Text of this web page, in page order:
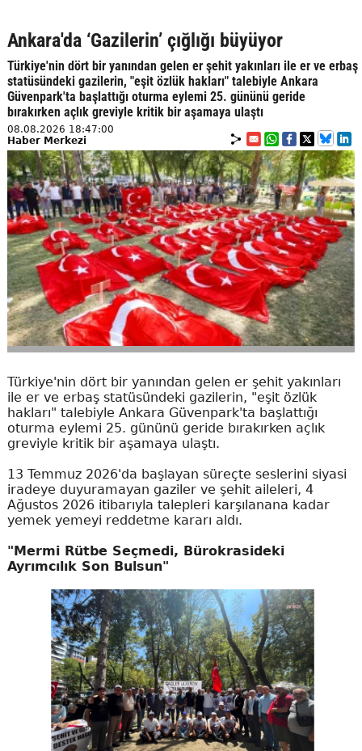
Ankara'da ‘Gazilerin’ çığlığı büyüyor
Türkiye'nin dört bir yanından gelen er şehit yakınları ile er ve erbaş
statüsündeki gazilerin, "eşit özlük hakları" talebiyle Ankara
Güvenpark'ta başlattığı oturma eylemi 25. gününü geride
bırakırken açlık greviyle kritik bir aşamaya ulaştı
08.08.2026 18:47:00
Haber Merkezi
Türkiye'nin dört bir yanından gelen er şehit yakınları
ile er ve erbaş statüsündeki gazilerin, "eşit özlük
hakları" talebiyle Ankara Güvenpark'ta başlattığı
oturma eylemi 25. gününü geride bırakırken açlık
greviyle kritik bir aşamaya ulaştı.
13 Temmuz 2026'da başlayan süreçte seslerini siyasi
iradeye duyuramayan gaziler ve şehit aileleri, 4
Ağustos 2026 itibarıyla talepleri karşılanana kadar
yemek yemeyi reddetme kararı aldı.
"Mermi Rütbe Seçmedi, Bürokrasideki
Ayrımcılık Son Bulsun"